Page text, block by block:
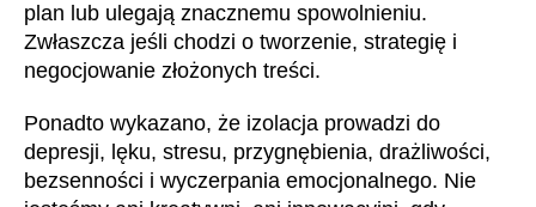
plan lub ulegają znacznemu spowolnieniu.
Zwłaszcza jeśli chodzi o tworzenie, strategię i
negocjowanie złożonych treści.
Ponadto wykazano, że izolacja prowadzi do
depresji, lęku, stresu, przygnębienia, drażliwości,
bezsenności i wyczerpania emocjonalnego. Nie